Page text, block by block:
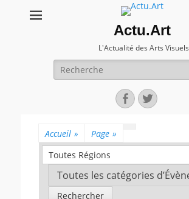
Actu.Art
L'Actualité des Arts Visuels
Recherche
pour:
Facebook
Twitter
Accueil » Page »
Toutes Régions